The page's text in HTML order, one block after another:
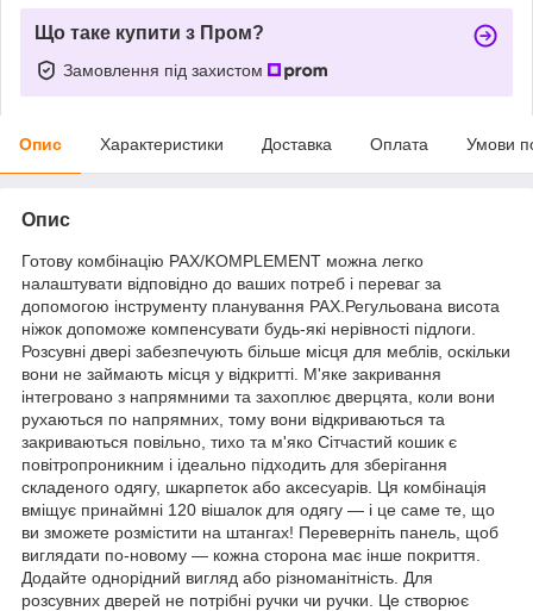
Що таке купити з Пром?
Замовлення під захистом
Опис Характеристики Доставка Оплата Умови
Опис
Готову комбінацію PAX/KOMPLEMENT можна легко
налаштувати відповідно до ваших потреб і переваг за
допомогою інструменту планування PAX.Регульована висота
ніжок допоможе компенсувати будь-які нерівності підлоги.
Розсувні двері забезпечують більше місця для меблів, оскільки
вони не займають місця у відкритті. М'яке закривання
інтегровано з напрямними та захоплює дверцята, коли вони
рухаються по напрямних, тому вони відкриваються та
закриваються повільно, тихо та м'яко Сітчастий кошик є
повітропроникним і ідеально підходить для зберігання
складеного одягу, шкарпеток або аксесуарів. Ця комбінація
вміщує принаймні 120 вішалок для одягу — і це саме те, що
ви зможете розмістити на штангах! Переверніть панель, щоб
виглядати по-новому — кожна сторона має інше покриття.
Додайте однорідний вигляд або різноманітність. Для
розсувних дверей не потрібні ручки чи ручки. Це створює